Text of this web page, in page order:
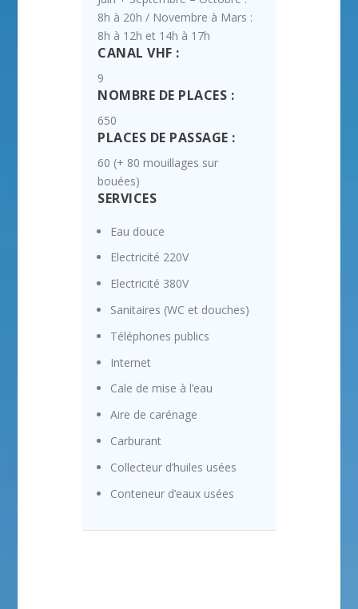
8h à 20h / Novembre à Mars :
8h à 12h et 14h à 17h
CANAL VHF :
9
NOMBRE DE PLACES :
650
PLACES DE PASSAGE :
60 (+ 80 mouillages sur
bouées)
SERVICES
Eau douce
Electricité 220V
Electricité 380V
Sanitaires (WC et douches)
Téléphones publics
Internet
Cale de mise à l’eau
Aire de carénage
Carburant
Collecteur d’huiles usées
Conteneur d’eaux usées